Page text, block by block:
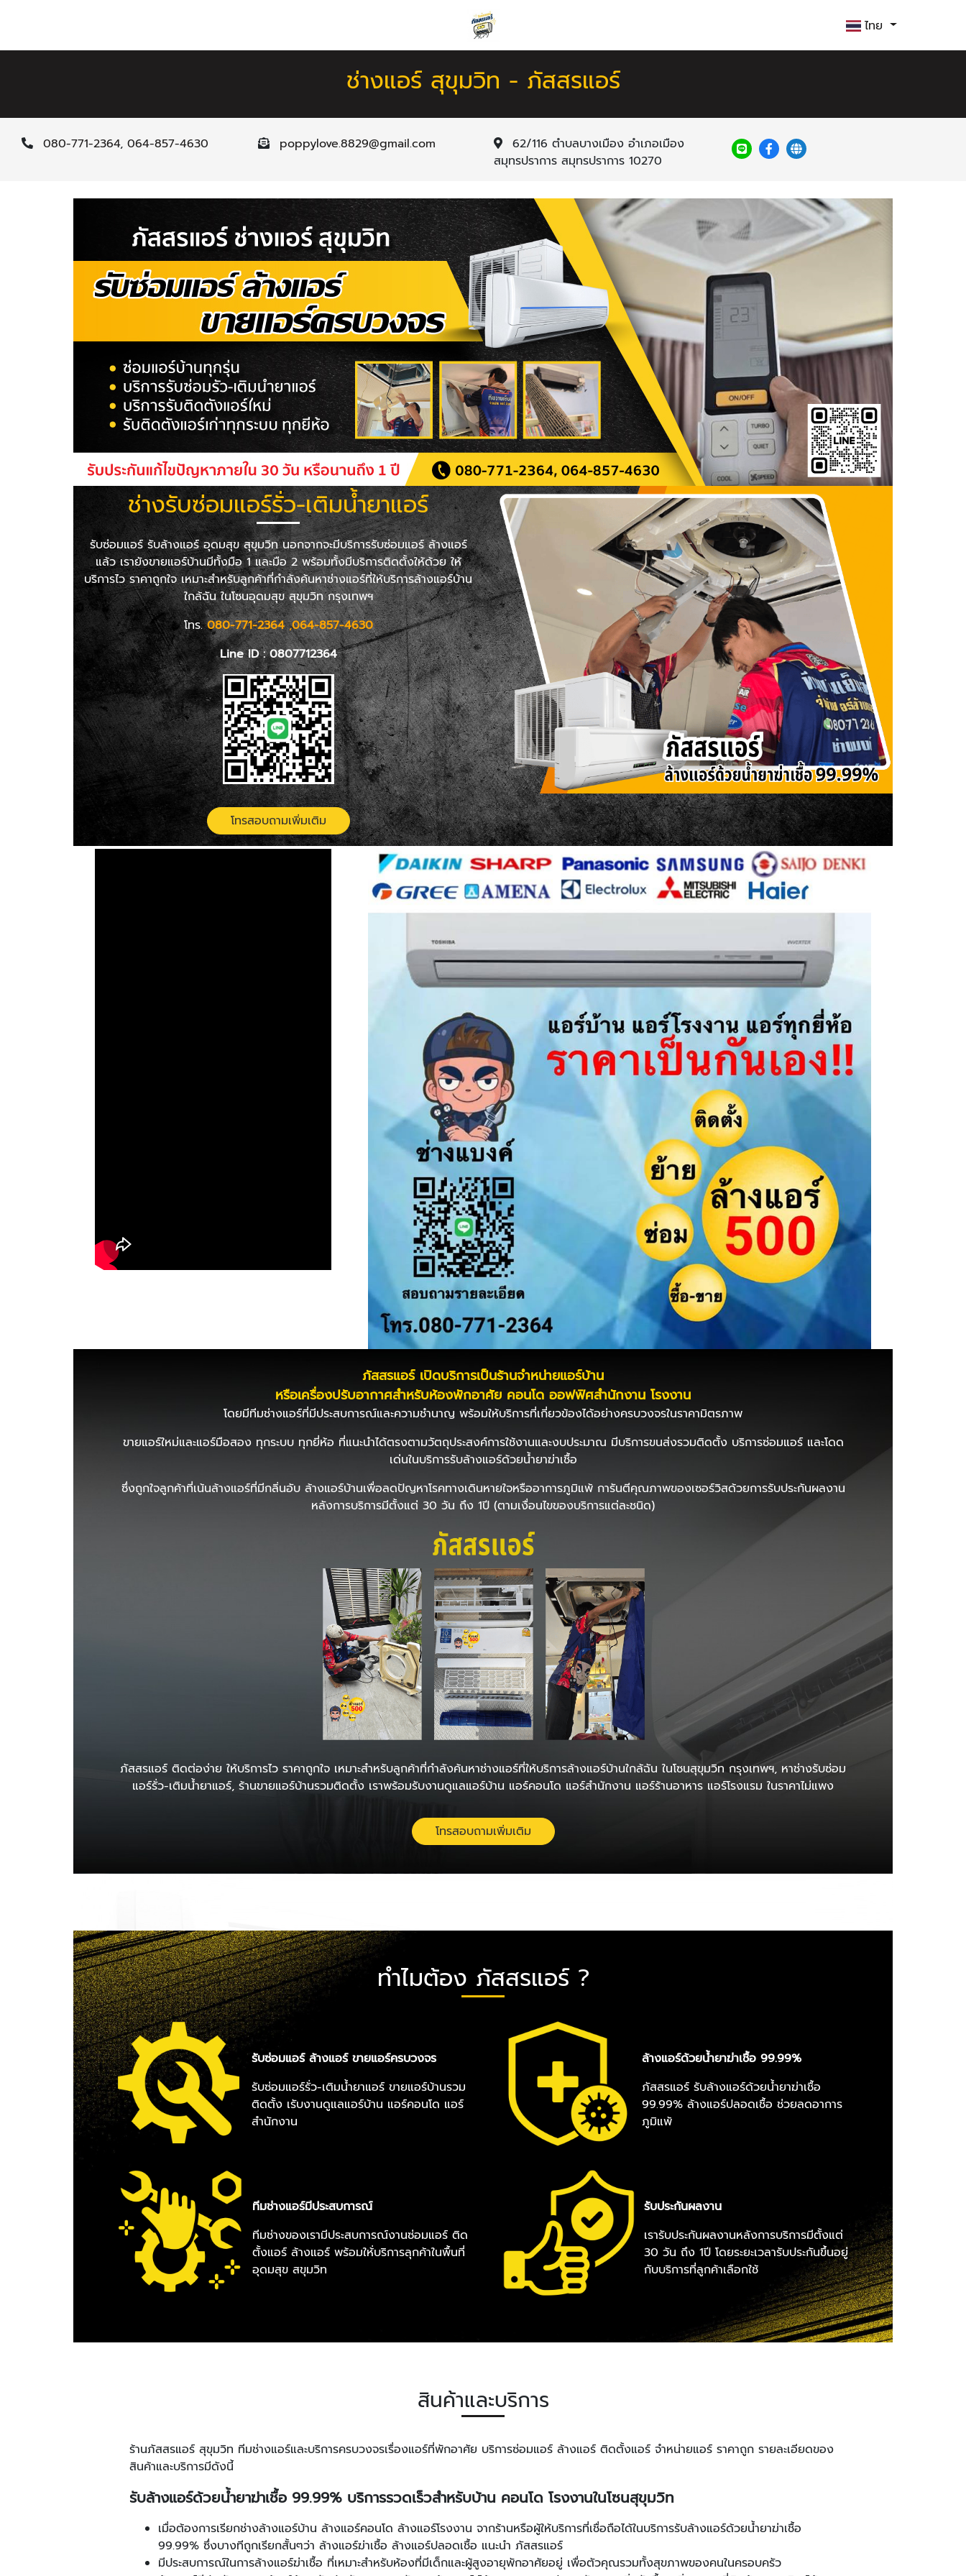
ไทย
ช่างแอร์ สุขุมวิท - ภัสสรแอร์
080-771-2364, 064-857-4630 poppylove.8829@gmail.com
62/116 ตำบลบางเมือง อำเภอเมือง
สมุทรปราการ สมุทรปราการ 10270
ช่างรับซ่อมแอร์รั่ว-เติมน้ำยาแอร์
รับซ่อมแอร์ รับล้างแอร์ อุดมสุข สุขุมวิท นอกจากจะมีบริการรับซ่อมแอร์ ล้างแอร์
แล้ว เรายังขายแอร์บ้านมีทั้งมือ 1 และมือ 2 พร้อมทั้งมีบริการติดตั้งให้ด้วย ให้
บริการไว ราคาถูกใจ เหมาะสำหรับลูกค้าที่กำลังค้นหาช่างแอร์ที่ให้บริการล้างแอร์บ้าน
ใกล้ฉัน ในโซนอุดมสุข สุขุมวิท กรุงเทพฯ
โทร.080-771-2364,064-857-4630
Line ID :0807712364
โทรสอบถามเพิ่มเติม
ภัสสรแอร์ เปิดบริการเป็นร้านจำหน่ายแอร์บ้าน
หรือเครื่องปรับอากาศสำหรับห้องพักอาศัย คอนโด ออฟฟิศสำนักงาน โรงงาน
โดยมีทีมช่างแอร์ที่มีประสบการณ์และความชำนาญ พร้อมให้บริการที่เกี่ยวข้องได้อย่างครบวงจรในราคามิตรภาพ
ขายแอร์ใหม่และแอร์มือสอง ทุกระบบ ทุกยี่ห้อ ที่แนะนำได้ตรงตามวัตถุประสงค์การใช้งานและงบประมาณ มีบริการขนส่งรวมติดตั้ง บริการซ่อมแอร์ และโดด
เด่นในบริการรับล้างแอร์ด้วยน้ำยาฆ่าเชื้อ
ซึ่งถูกใจลูกค้าที่เน้นล้างแอร์ที่มีกลิ่นอับ ล้างแอร์บ้านเพื่อลดปัญหาโรคทางเดินหายใจหรืออาการภูมิแพ้ การันตีคุณภาพของเซอร์วิสด้วยการรับประกันผลงาน
หลังการบริการมีตั้งแต่ 30 วัน ถึง 1ปี (ตามเงื่อนไขของบริการแต่ละชนิด)
ภัสสรแอร์ ติดต่อง่าย ให้บริการไว ราคาถูกใจ เหมาะสำหรับลูกค้าที่กำลังค้นหาช่างแอร์ที่ให้บริการล้างแอร์บ้านใกล้ฉัน ในโซนสุขุมวิท กรุงเทพฯ, หาช่างรับซ่อม
แอร์รั่ว-เติมน้ำยาแอร์, ร้านขายแอร์บ้านรวมติดตั้ง เราพร้อมรับงานดูแลแอร์บ้าน แอร์คอนโด แอร์สำนักงาน แอร์ร้านอาหาร แอร์โรงแรม ในราคาไม่แพง
โทรสอบถามเพิ่มเติม
ทำไมต้อง ภัสสรแอร์ ?
รับซ่อมแอร์ ล้างแอร์ ขายแอร์ครบวงจร
รับซ่อมแอร์รั่ว-เติมน้ำยาแอร์ ขายแอร์บ้านรวม
ติดตั้ง เรับงานดูแลแอร์บ้าน แอร์คอนโด แอร์
สำนักงาน
ล้างแอร์ด้วยน้ำยาฆ่าเชื้อ 99.99%
ภัสสรแอร์ รับล้างแอร์ด้วยน้ำยาฆ่าเชื้อ
99.99% ล้างแอร์ปลอดเชื้อ ช่วยลดอาการ
ภูมิแพ้
ทีมช่างแอร์มีประสบการณ์
ทีมช่างของเรามีประสบการณ์งานซ่อมแอร์ ติด
ตั้งแอร์ ล้างแอร์ พร้อมให้่บริการลุกค้าในพื้นที่
อุดมสุข สขุมวิท
รับประกันผลงาน
เรารับประกันผลงานหลังการบริการมีตั้งแต่
30 วัน ถึง 1ปี โดยระยะเวลารับประกันขึ้นอยู่
กับบริการที่ลูกค้าเลือกใช้
สินค้าและบริการ
ร้านภัสสรแอร์ สุขุมวิท ทีมช่างแอร์และบริการครบวงจรเรื่องแอร์ที่พักอาศัย บริการซ่อมแอร์ ล้างแอร์ ติดตั้งแอร์ จำหน่ายแอร์ ราคาถูก รายละเอียดของ
สินค้าและบริการมีดังนี้
รับล้างแอร์ด้วยน้ำยาฆ่าเชื้อ 99.99% บริการรวดเร็วสำหรับบ้าน คอนโด โรงงานในโซนสุขุมวิท
เมื่อต้องการเรียกช่างล้างแอร์บ้าน ล้างแอร์คอนโด ล้างแอร์โรงงาน จากร้านหรือผู้ให้บริการที่เชื่อถือได้ในบริการรับล้างแอร์ด้วยน้ำยาฆ่าเชื้อ
99.99% ซึ่งบางทีถูกเรียกสั้นๆว่า ล้างแอร์ฆ่าเชื้อ ล้างแอร์ปลอดเชื้อ แนะนำ ภัสสรแอร์
มีประสบการณ์ในการล้างแอร์ฆ่าเชื้อ ที่เหมาะสำหรับห้องที่มีเด็กและผู้สูงอายุพักอาศัยอยู่ เพื่อตัวคุณรวมทั้งสุขภาพของคนในครอบครัว